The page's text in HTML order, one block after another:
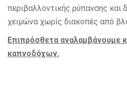
περιβαλλοντικής ρύπανσης και
χειμώνα χωρίς διακοπές από
Επιπρόσθετα αναλαμβάνουμε
καπνοδόχων.